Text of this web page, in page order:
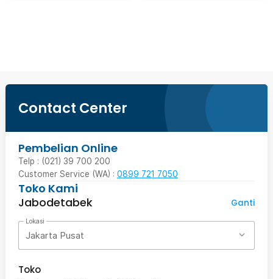
Contact Center
Pembelian Online
Telp : (021) 39 700 200
Customer Service (WA) : 0899 721 7050
Toko Kami
Jabodetabek
Ganti
Lokasi
Jakarta Pusat
Toko